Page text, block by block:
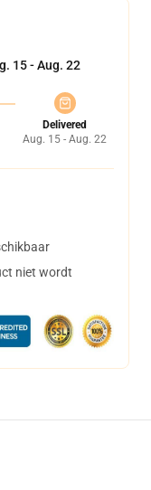
15 - Aug. 22
Delivered
Aug. 15 - Aug. 22
niet wordt